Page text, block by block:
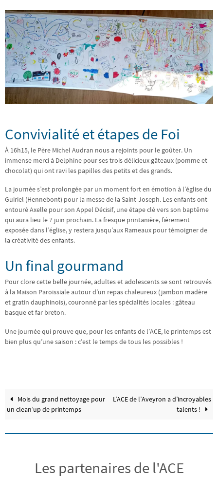
Convivialité et étapes de Foi
À 16h15, le Père Michel Audran nous a rejoints pour le goûter. Un
immense merci à Delphine pour ses trois délicieux gâteaux (pomme et
chocolat) qui ont ravi les papilles des petits et des grands.
La journée s’est prolongée par un moment fort en émotion à l’église du
Guiriel (Hennebont) pour la messe de la Saint-Joseph. Les enfants ont
entouré Axelle pour son Appel Décisif, une étape clé vers son baptême
qui aura lieu le 7 juin prochain. La fresque printanière, fièrement
exposée dans l’église, y restera jusqu’aux Rameaux pour témoigner de
la créativité des enfants.
Un final gourmand
Pour clore cette belle journée, adultes et adolescents se sont retrouvés
à la Maison Paroissiale autour d’un repas chaleureux (jambon madère
et gratin dauphinois), couronné par les spécialités locales : gâteau
basque et far breton.
Une journée qui prouve que, pour les enfants de l’ACE, le printemps est
bien plus qu’une saison : c’est le temps de tous les possibles !
Mois du grand nettoyage pour
un clean’up de printemps
L’ACE de l’Aveyron a d’incroyables
talents !
Les partenaires de l'ACE